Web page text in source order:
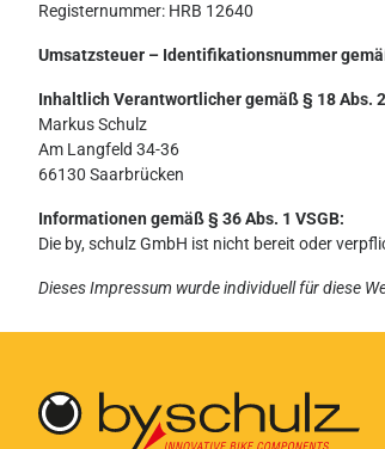
Registernummer: HRB 12640
Umsatzsteuer – Identifikationsnummer
Inhaltlich Verantwortlicher gemäß § 18 Abs.
Markus Schulz
Am Langfeld 34-36
66130 Saarbrücken
Informationen gemäß § 36 Abs. 1 VSGB:
Die by, schulz GmbH ist nicht bereit oder
Dieses Impressum wurde individuell für diese